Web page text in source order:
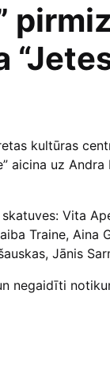
kultūras
aicina uz
Vita
Traine, Aina
Jānis
negaidīti